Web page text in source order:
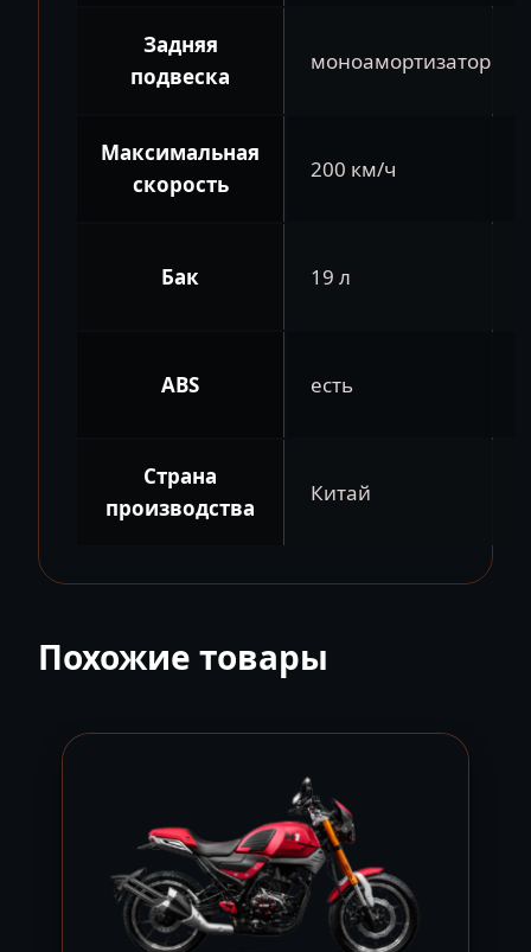
Задняя
подвеска
моноамортизатор
Максимальная
скорость
200 км/ч
Бак 19 л
ABS есть
Страна
производства
Китай
Похожие товары